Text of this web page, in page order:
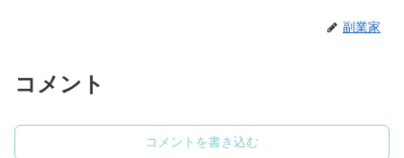
副業家
コメント
コメントを書き込む